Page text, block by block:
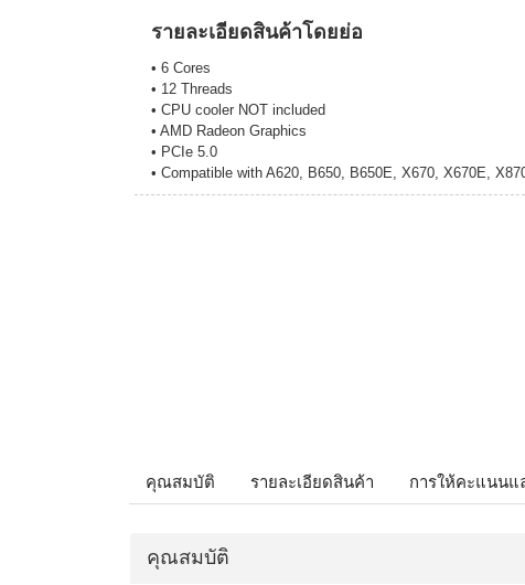
รายละเอียดสินค้าโดยย่อ
• 6 Cores
• 12 Threads
• CPU cooler NOT included
• AMD Radeon Graphics
• PCIe 5.0
• Compatible with A620, B650, B650E, X670, X670E,
คุณสมบัติ รายละเอียดสินค้า การให้คะแนนแ
คุณสมบัติ